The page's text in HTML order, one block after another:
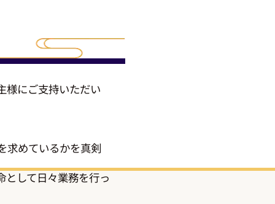
様にご支持いただい
求めているかを真剣
して日々業務を行っ